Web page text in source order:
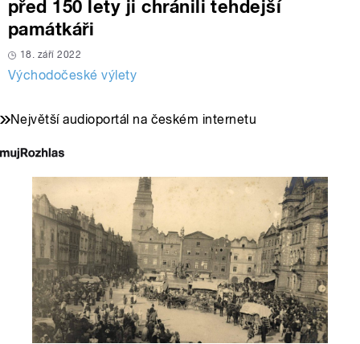
před 150 lety ji chránili tehdejší
památkáři
18. září 2022
Východočeské výlety
Největší audioportál na českém internetu